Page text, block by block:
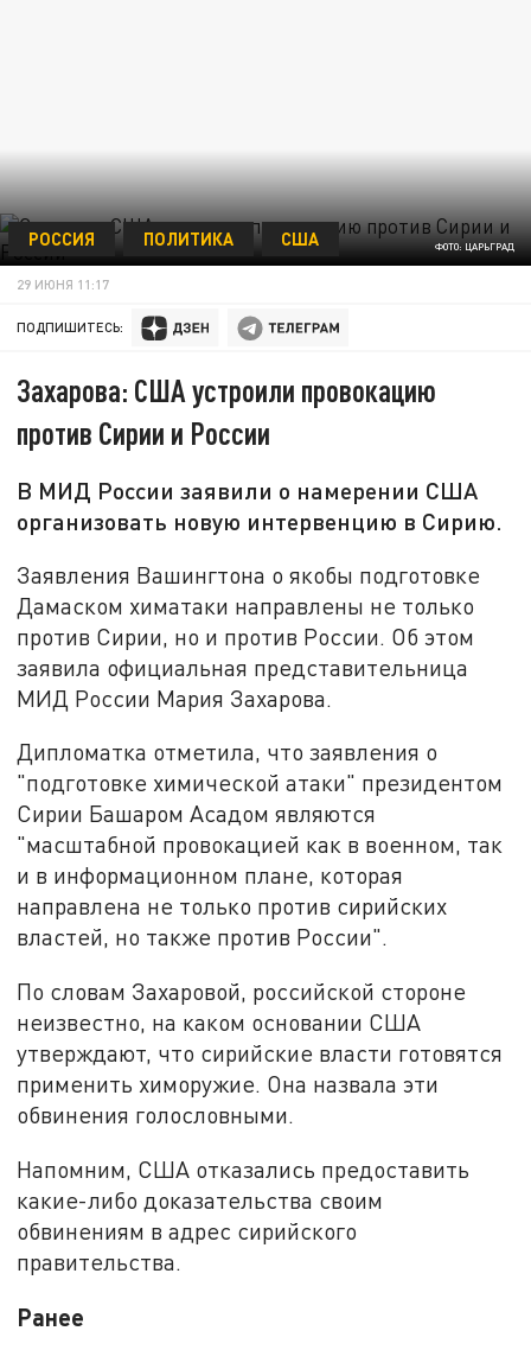
ФОТО: ЦАРЬГРАД
РОССИЯ ПОЛИТИКА США
29 ИЮНЯ 11:17
ПОДПИШИТЕСЬ:
Захарова: США устроили провокацию
против Сирии и России
В МИД России заявили о намерении США
организовать новую интервенцию в Сирию.
Заявления Вашингтона о якобы подготовке
Дамаском химатаки направлены не только
против Сирии, но и против России. Об этом
заявила официальная представительница
МИД России Мария Захарова.
Дипломатка отметила, что заявления о
"подготовке химической атаки" президентом
Сирии Башаром Асадом являются
"масштабной провокацией как в военном, так
и в информационном плане, которая
направлена не только против сирийских
властей, но также против России".
По словам Захаровой, российской стороне
неизвестно, на каком основании США
утверждают, что сирийские власти готовятся
применить химоружие. Она назвала эти
обвинения голословными.
Напомним, США отказались предоставить
какие-либо доказательства своим
обвинениям в адрес сирийского
правительства.
Ранее